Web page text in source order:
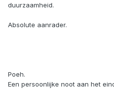
duurzaamheid.
Absolute aanrader.
Poeh.
Een persoonlijke noot aan het